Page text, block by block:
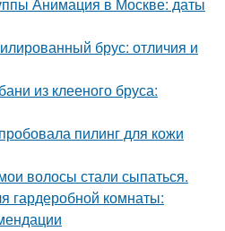
брус: отличия и
из клееного бруса:
пилинг для кожи
волосы стали сыпаться.
гардеробной комнаты: